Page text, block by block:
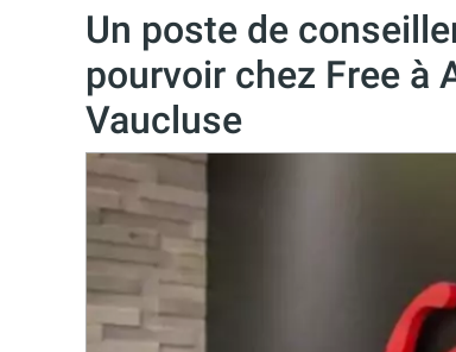
Un poste de
pourvoir chez Free à
Vaucluse